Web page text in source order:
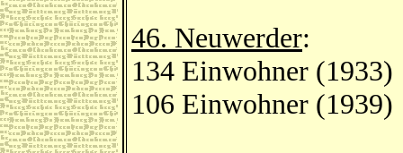
46. Neuwerder:
134 Einwohner (1933)
106 Einwohner (1939)